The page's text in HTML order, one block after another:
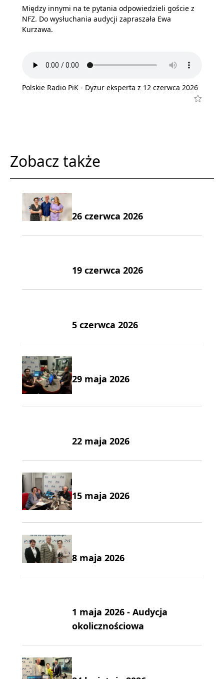
Między innymi na te pytania odpowiedzieli goście z
NFZ. Do wysłuchania audycji zapraszała Ewa
Kurzawa.
Polskie Radio PiK - Dyżur eksperta z 12 czerwca 2026
Zobacz także
26 czerwca 2026
19 czerwca 2026
5 czerwca 2026
29 maja 2026
22 maja 2026
15 maja 2026
8 maja 2026
1 maja 2026 - Audycja
okolicznościowa